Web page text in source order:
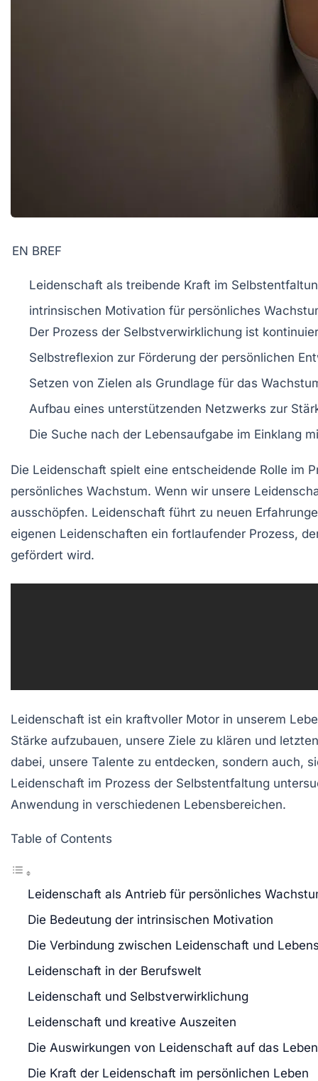
EN BREF
Leidenschaft als treibende Kraft im
intrinsischen Motivation für persönliches
Der Prozess der Selbstverwirklichung ist
Selbstreflexion zur Förderung der persönlichen
Setzen von Zielen als Grundlage für das
Aufbau eines unterstützenden Netzwerks zur
Die Suche nach der Lebensaufgabe im Einklang
Die Leidenschaft spielt eine entscheidende Rolle im
persönliches Wachstum. Wenn wir unsere
ausschöpfen. Leidenschaft führt zu neuen
eigenen Leidenschaften ein fortlaufender Prozess,
gefördert wird.
Leidenschaft ist ein kraftvoller Motor in unserem
Stärke aufzubauen, unsere Ziele zu klären und
dabei, unsere Talente zu entdecken, sondern auch,
Leidenschaft im Prozess der Selbstentfaltung
Anwendung in verschiedenen Lebensbereichen.
Table of Contents
Leidenschaft als Antrieb für persönliches
Die Bedeutung der intrinsischen Motivation
Die Verbindung zwischen Leidenschaft und
Leidenschaft in der Berufswelt
Leidenschaft und Selbstverwirklichung
Leidenschaft und kreative Auszeiten
Die Auswirkungen von Leidenschaft auf das
Die Kraft der Leidenschaft im persönlichen Leben